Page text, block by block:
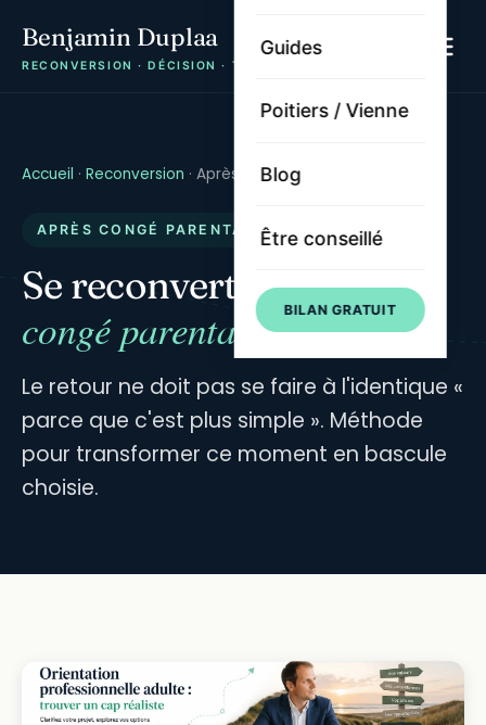
Benjamin Duplaa
RECONVERSION · DÉCISION · TRAJECTOIRE
Guides
Poitiers / Vienne
Blog
Être conseillé
BILAN GRATUIT
Accueil · Reconversion · Après congé parental
APRÈS CONGÉ PARENTAL · REPRENDRE
Se reconvertiraprès un
congé parental
Le retour ne doit pas se faire à l'identique «
parce que c'est plus simple ». Méthode
pour transformer ce moment en bascule
choisie.